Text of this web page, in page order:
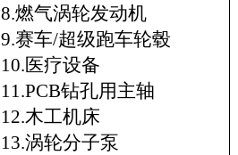
8.燃气涡轮发动机
9.赛车/超级跑车轮毂
10.医疗设备
11.PCB钻孔用主轴
12.木工机床
13.涡轮分子泵